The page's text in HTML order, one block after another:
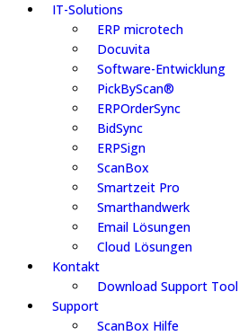
IT-Solutions
ERP microtech
Docuvita
Software-Entwicklung
PickByScan®
ERPOrderSync
BidSync
ERPSign
ScanBox
Smartzeit Pro
Smarthandwerk
Email Lösungen
Cloud Lösungen
Kontakt
Download Support Tool
Support
ScanBox Hilfe